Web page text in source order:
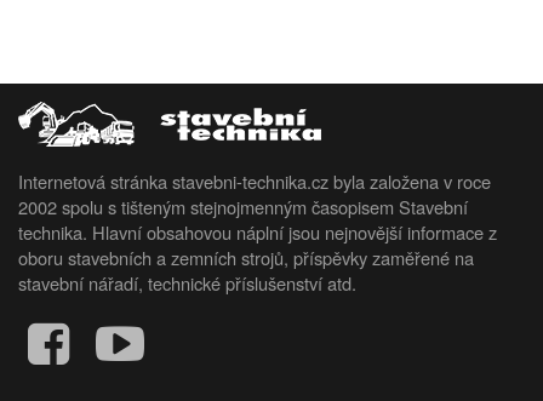
Internetová stránka stavebni-technika.cz byla založena v roce
2002 spolu s tišteným stejnojmenným časopisem Stavební
technika. Hlavní obsahovou náplní jsou nejnovější informace z
oboru stavebních a zemních strojů, příspěvky zaměřené na
stavební nářadí, technické příslušenství atd.